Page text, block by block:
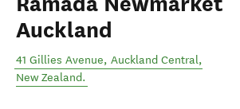
Auckland
41 Gillies Avenue, Auckland Central,
New Zealand.